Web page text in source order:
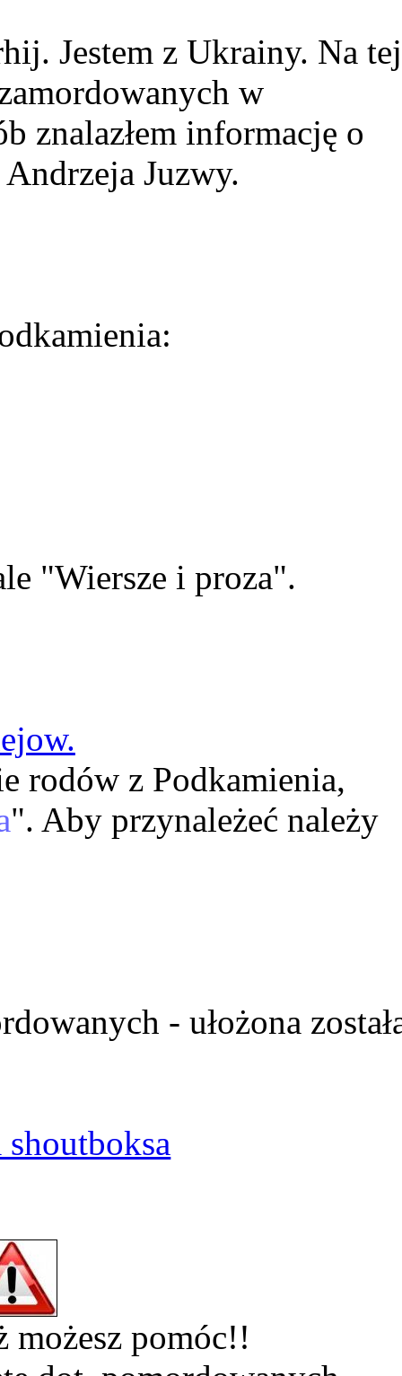
Jestem z Ukrainy. Na tej
w
znalazłem informację o
Juzwy.
"Wiersze i proza".
rodów z Podkamienia,
". Aby przynależeć należy
- ułożona
możesz pomóc!!